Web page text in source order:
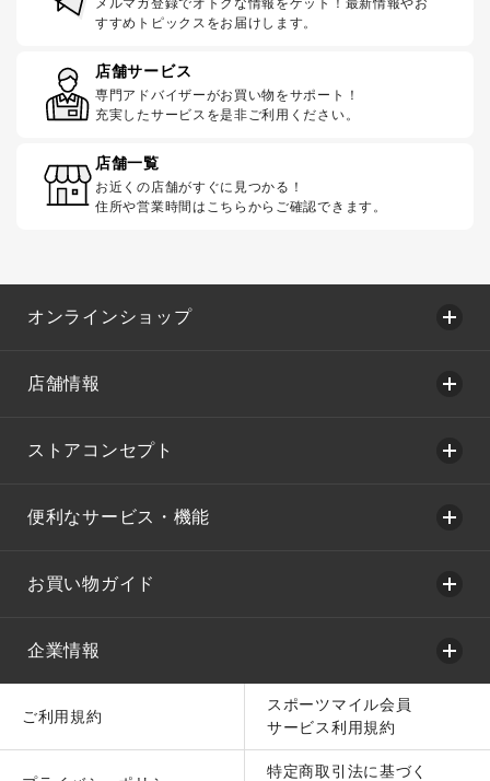
メルマガ登録でオトクな情報をゲット！最新情報やお
すすめトピックスをお届けします。
店舗サービス
専門アドバイザーがお買い物をサポート！
充実したサービスを是非ご利用ください。
店舗一覧
お近くの店舗がすぐに見つかる！
住所や営業時間はこちらからご確認できます。
オンラインショップ
店舗情報
ストアコンセプト
便利なサービス・機能
お買い物ガイド
企業情報
ご利用規約
スポーツマイル会員
サービス利用規約
特定商取引法に基づく